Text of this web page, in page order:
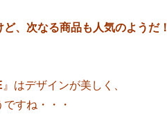
ど、次なる商品も人気のようだ！
』はデザインが美しく、
すね・・・